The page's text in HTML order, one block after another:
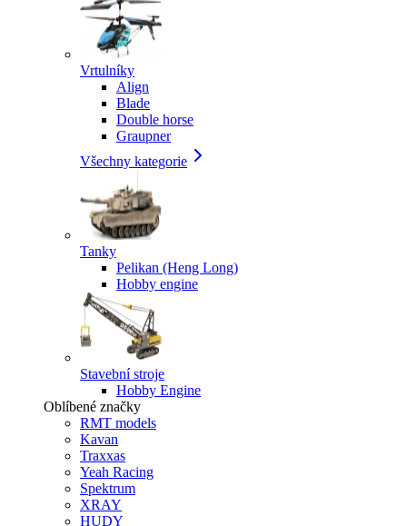
Vrtulníky
Align
Blade
Double horse
Graupner
Všechny kategorie
Tanky
Pelikan (Heng Long)
Hobby engine
Stavební stroje
Hobby Engine
Oblíbené značky
RMT models
Kavan
Traxxas
Yeah Racing
Spektrum
XRAY
HUDY